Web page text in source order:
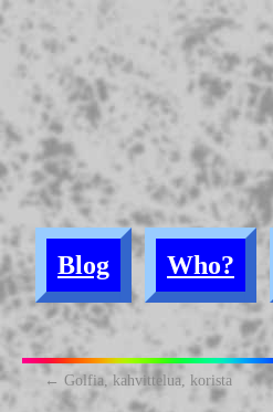
Blog Who?
← Golfia, kahvittelua, korista